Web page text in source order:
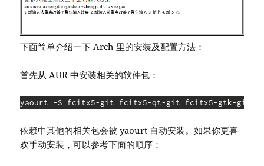
下面简单介绍一下 Arch 里的安装及配置方法：
首先从 AUR 中安装相关的软件包：
yaourt -S fcitx5-git fcitx5-qt-git fcitx5-gtk-git
依赖中其他的相关包会被 yaourt 自动安装。如果你更喜
欢手动安装，可以参考下面的顺序：